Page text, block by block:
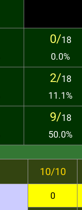
0/18
0.0%
2/18
11.1%
9/18
50.0%
10/10
0